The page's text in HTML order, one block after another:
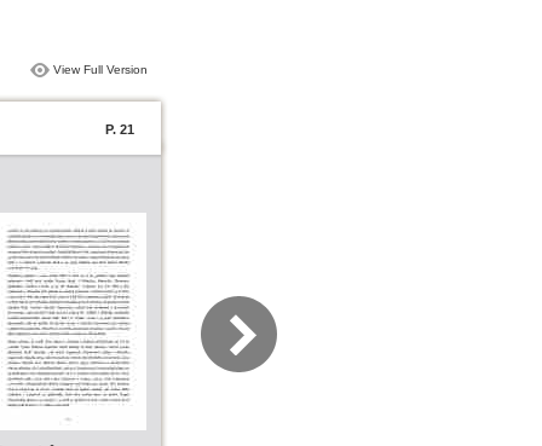
View Full Version
P. 21